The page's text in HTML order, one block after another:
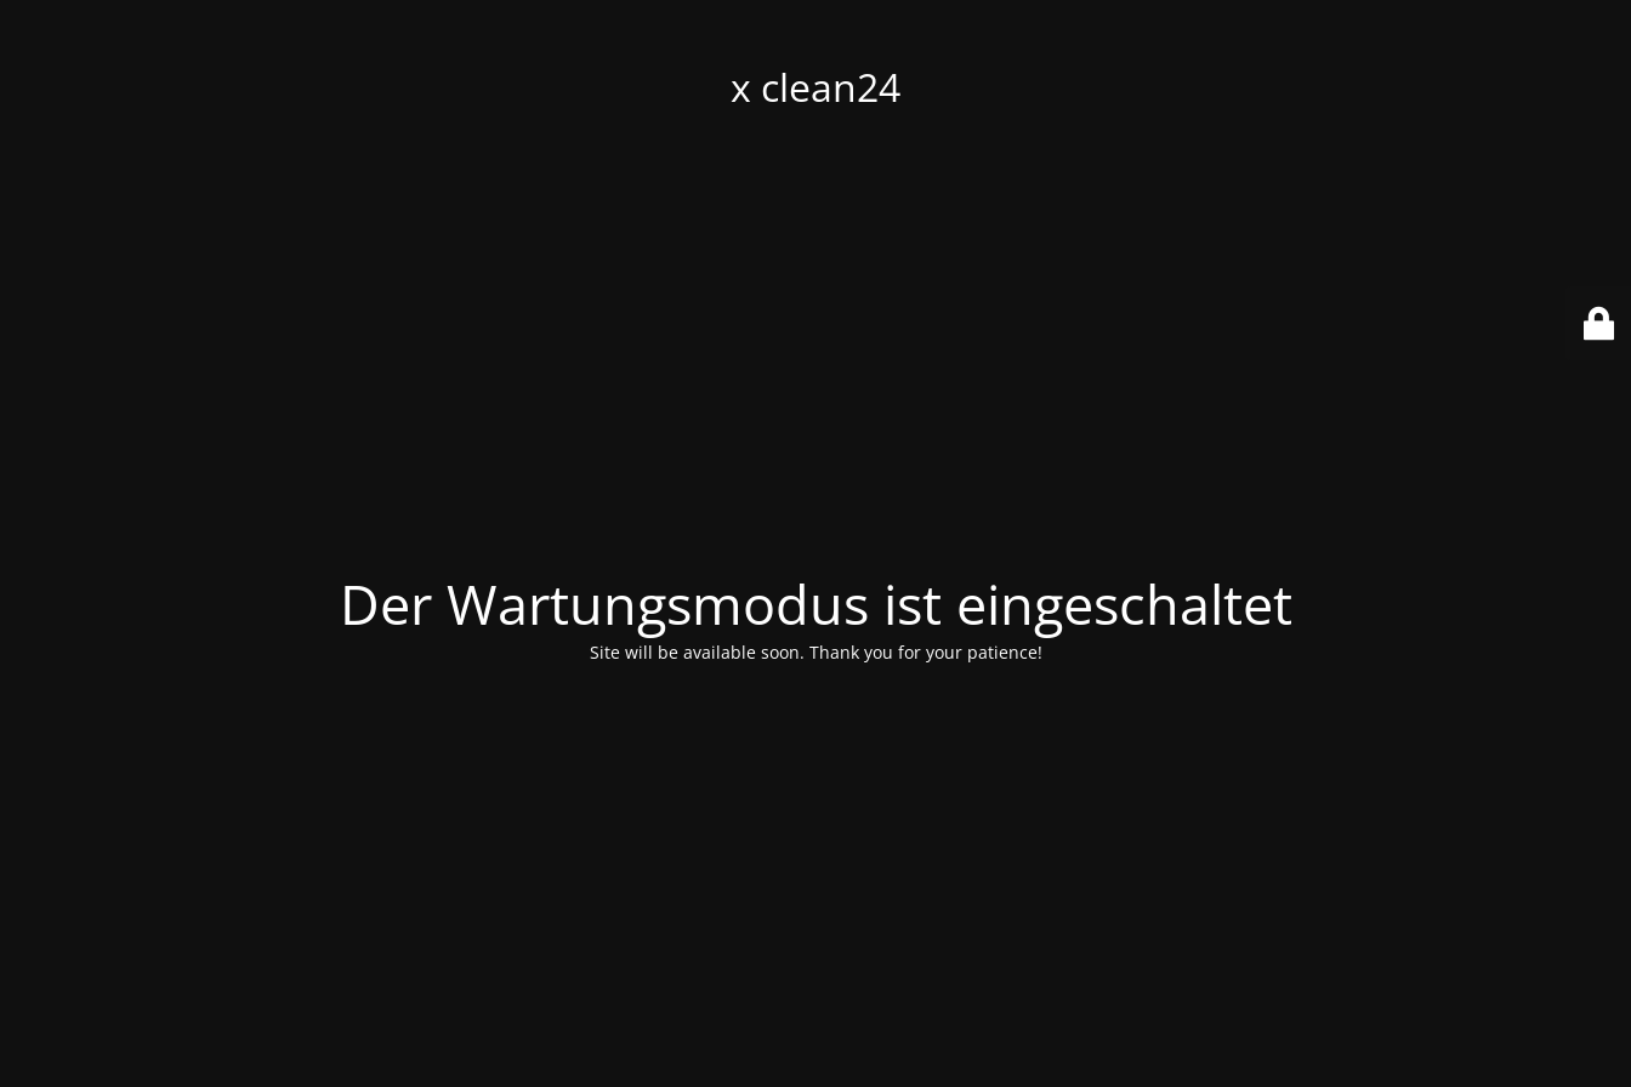
x clean24
Der Wartungsmodus ist eingeschaltet
Site will be available soon. Thank you for your patience!